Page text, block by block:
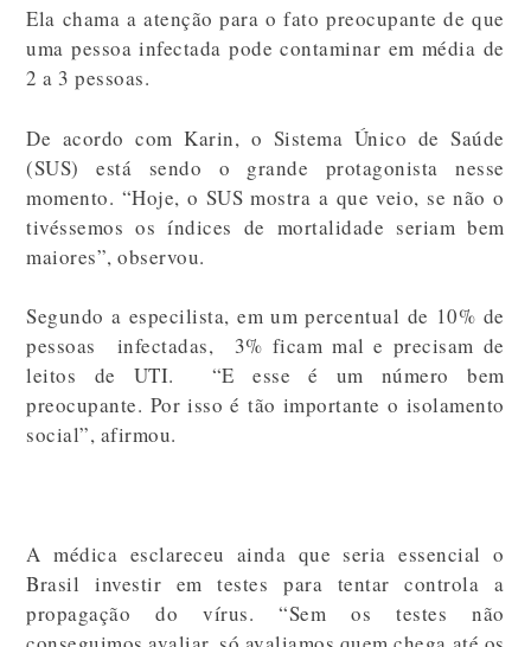
Ela chama a atenção para o fato preocupante de que
uma pessoa infectada pode contaminar em média de
2 a 3 pessoas.
De acordo com Karin, o Sistema Único de Saúde
(SUS) está sendo o grande protagonista nesse
momento. “Hoje, o SUS mostra a que veio, se não o
tivéssemos os índices de mortalidade seriam bem
maiores”, observou.
Segundo a especilista, em um percentual de 10% de
pessoas infectadas, 3% ficam mal e precisam de
leitos de UTI. “E esse é um número bem
preocupante. Por isso é tão importante o isolamento
social”, afirmou.
A médica esclareceu ainda que seria essencial o
Brasil investir em testes para tentar controla a
propagação do vírus. “Sem os testes não